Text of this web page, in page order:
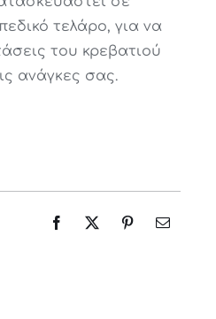
τελάρο, για να
του κρεβατιού
ανάγκες σας.